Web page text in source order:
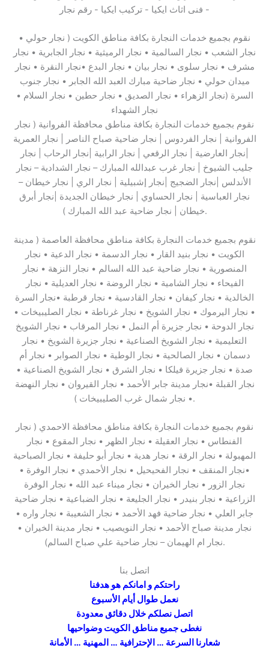
نقوم بجميع خدمات النجارة بكافة مناطق الكويت ( نجار حولي •
نجار الشعب • نجار السالمية • نجار الرميثية • نجار الجابرية • نجار
مشرف • نجار سلوى • نجار بيان • نجار البدع •نجار النقرة • نجار
ميدان حولي • نجار ضاحية مبارك العبد الله الجابر • نجار جنوب
السرة (نجار الزهراء • نجار الصديق • نجار حطين • نجار السلام •
نجار الشهداء
نقوم بجميع خدمات النجارة بكافة مناطق محافظة الفروانية ( نجار
الفروانية | نجار الفردوس | نجار ضاحية صباح الناصر | نجار العمرية
|نجار العارضية | نجار الرقعي | نجار الرابية |نجار الرحاب | نجار
جليب الشيوخ | نجار غرب عبدالله المبارك – نجار الشدادية – نجار
الأندلس |نجار الضجيج |نجار إشبيلية | نجار الري | نجار خيطان –
نجار العباسية | نجار الحساوي | نجار خيطان الجديدة |نجار أبرق
خيطان | نجار ضاحية عبد الله المبارك ).
نقوم بجميع خدمات النجارة بكافة مناطق محافظة العاصمة ( مدينة
الكويت • نجار بنيد القار • نجار الدسمة • نجار الدعية • نجار
المنصورية • نجار ضاحية عبد الله السالم • نجار النزهة • نجار
الفيحاء • نجار الشامية • نجار الروضة • نجار العديلية • نجار
الخالدية • نجار كيفان • نجار القادسية • نجار قرطبة •نجار السرة
• نجار اليرموك • نجار الشويخ • نجار غرناطة • نجار الصليبيخات •
نجار الدوحة • نجار جزيرة أم النمل • نجار المرقاب • نجار الشويخ
التعليمية • نجار الشويخ الصناعية • نجار جزيرة الشويخ • نجار
دسمان • نجار الصالحية • نجار الوطية • نجار الصوابر • نجار أم
صدة • نجار جزيرة فيلكا • نجار الشرق • نجار الشويخ الصناعية •
نجار القبلة •نجار مدينة جابر الأحمد • نجار القيروان • نجار النهضة
• نجار شمال غرب الصليبيخات ).
نقوم بجميع خدمات النجارة بكافة مناطق محافظة الاحمدي ( نجار
الفنطاس • نجار العقيلة • نجار الظهر • نجار المقوع • نجار
المهبولة • نجار الرقة • نجار هدية • نجار أبو حليفة • نجار الصباحية
•نجار المنقف • نجار الفحيحيل • نجار الأحمدي • نجار الوفرة •
نجار الزور • نجار الخيران • نجار ميناء عبد الله • نجار الوفرة
الزراعية • نجار بنيدر • نجار الجليعة • نجار الضباعية • نجار ضاحية
جابر العلي • نجار ضاحية فهد الأحمد • نجار الشعيبة • نجار واره •
نجار مدينة صباح الأحمد • نجار النويصيب • نجار مدينة الخيران •
نجار ام الهيمان – نجار ضاحية علي صباح السالم).
اتصل بنا
راحتكم و امانكم هو هدفنا
نعمل طوال أيام الأسبوع
اتصل نصلكم خلال دقائق معدودة
نغطى جميع مناطق الكويت وضواحيها
شعارنا السرعة … الإحترافية … المهنية … الأمانة